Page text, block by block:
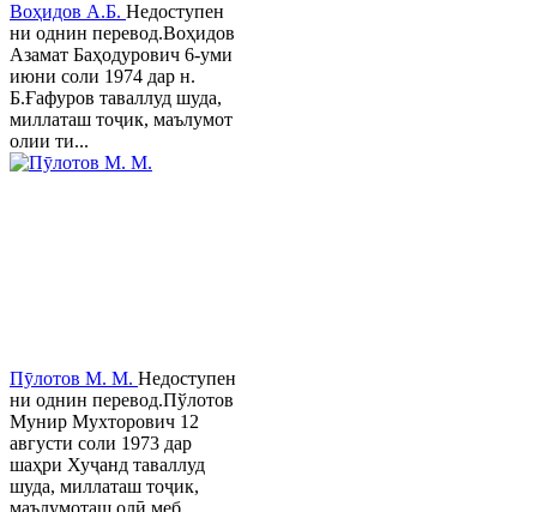
Воҳидов А.Б. Недоступен
ни однин перевод.Воҳидов
Азамат Баҳодурович 6-уми
июни соли 1974 дар н.
Б.Ғафуров таваллуд шуда,
миллаташ тоҷик, маълумот
олии ти...
Пӯлотов М. М. Недоступен
ни однин перевод.Пўлотов
Мунир Мухторович 12
августи соли 1973 дар
шаҳри Хуҷанд таваллуд
шуда, миллаташ тоҷик,